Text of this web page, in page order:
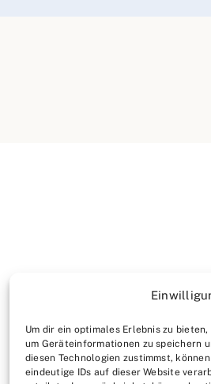
Um dir ein optimales Erlebnis zu
um Geräteinformationen zu speichern
diesen Technologien zustimmst,
eindeutige IDs auf dieser Website